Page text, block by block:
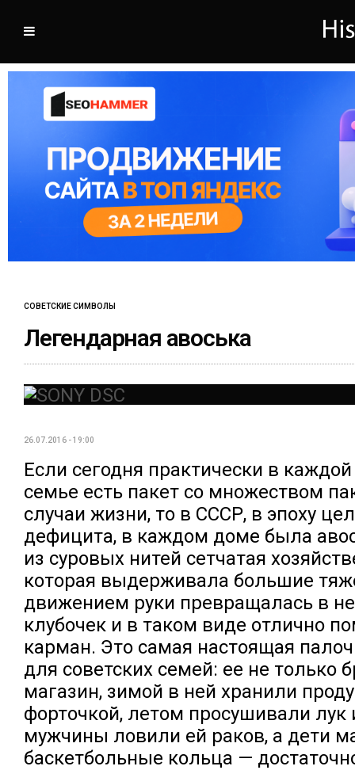
СОВЕТСКИЕ СИМВОЛЫ
Легендарная авоська
26.07.2016 - 19:00
Если сегодня практически в
семье есть пакет со множеством
случаи жизни, то в СССР, в эпоху
дефицита, в каждом доме была
из суровых нитей сетчатая
которая выдерживала большие
движением руки превращалась в
клубочек и в таком виде отлично
карман. Это самая настоящая
для советских семей: ее не только
магазин, зимой в ней хранили
форточкой, летом просушивали лук
мужчины ловили ей раков, а дети
баскетбольные кольца —